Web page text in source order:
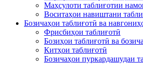
Маҳсулоти таблиғотии
Воситаҳои навиштани
Бозичаҳои таблиғотӣ ва
Фрисбиҳои таблиғотӣ
Бозиҳои таблиғотӣ ва
Китҳои таблиғотӣ
Бозичаҳои пуркардашудаи